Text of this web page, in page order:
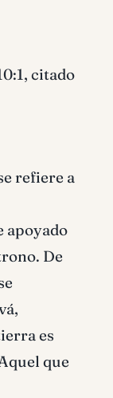
citado
refiere a
apoyado
De
es
que